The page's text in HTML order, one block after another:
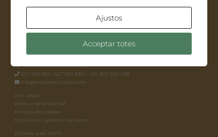
La Pobla de Cérvoles (Lleida)
627 559 832 / 627 559 830 / +34 973 050 018
info@masblanchijove.com
Avís Legal
Política de privacitat
Política de cookies
Condicions generals de venta
Disseny web: ANTS
Ajustos
Acceptar totes